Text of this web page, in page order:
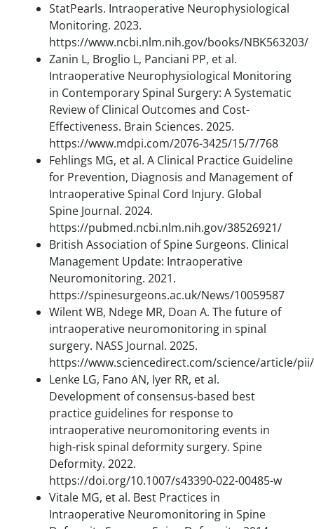
StatPearls. Intraoperative Neurophysiological
Monitoring. 2023.
https://www.ncbi.nlm.nih.gov/books/NBK563203/
Zanin L, Broglio L, Panciani PP, et al.
Intraoperative Neurophysiological Monitoring
in Contemporary Spinal Surgery: A Systematic
Review of Clinical Outcomes and Cost-
Effectiveness. Brain Sciences. 2025.
https://www.mdpi.com/2076-3425/15/7/768
Fehlings MG, et al. A Clinical Practice Guideline
for Prevention, Diagnosis and Management of
Intraoperative Spinal Cord Injury. Global
Spine Journal. 2024.
https://pubmed.ncbi.nlm.nih.gov/38526921/
British Association of Spine Surgeons. Clinical
Management Update: Intraoperative
Neuromonitoring. 2021.
https://spinesurgeons.ac.uk/News/10059587
Wilent WB, Ndege MR, Doan A. The future of
intraoperative neuromonitoring in spinal
surgery. NASS Journal. 2025.
https://www.sciencedirect.com/science/article/pii/
Lenke LG, Fano AN, Iyer RR, et al.
Development of consensus-based best
practice guidelines for response to
intraoperative neuromonitoring events in
high-risk spinal deformity surgery. Spine
Deformity. 2022.
https://doi.org/10.1007/s43390-022-00485-w
Vitale MG, et al. Best Practices in
Intraoperative Neuromonitoring in Spine